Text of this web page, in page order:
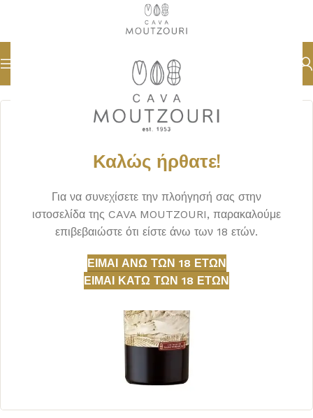
Καλώς ήρθατε!
Για να συνεχίσετε την πλοήγησή σας στην
ιστοσελίδα της CAVA MOUTZOURI, παρακαλούμε
επιβεβαιώστε ότι είστε άνω των 18 ετών.
ΕΊΜΑΙ ΆΝΩ ΤΩΝ 18 ΕΤΏΝ
ΕΊΜΑΙ ΚΆΤΩ ΤΩΝ 18 ΕΤΏΝ
Αρχική σελίδα ΕΡΥΘΡΟΣ